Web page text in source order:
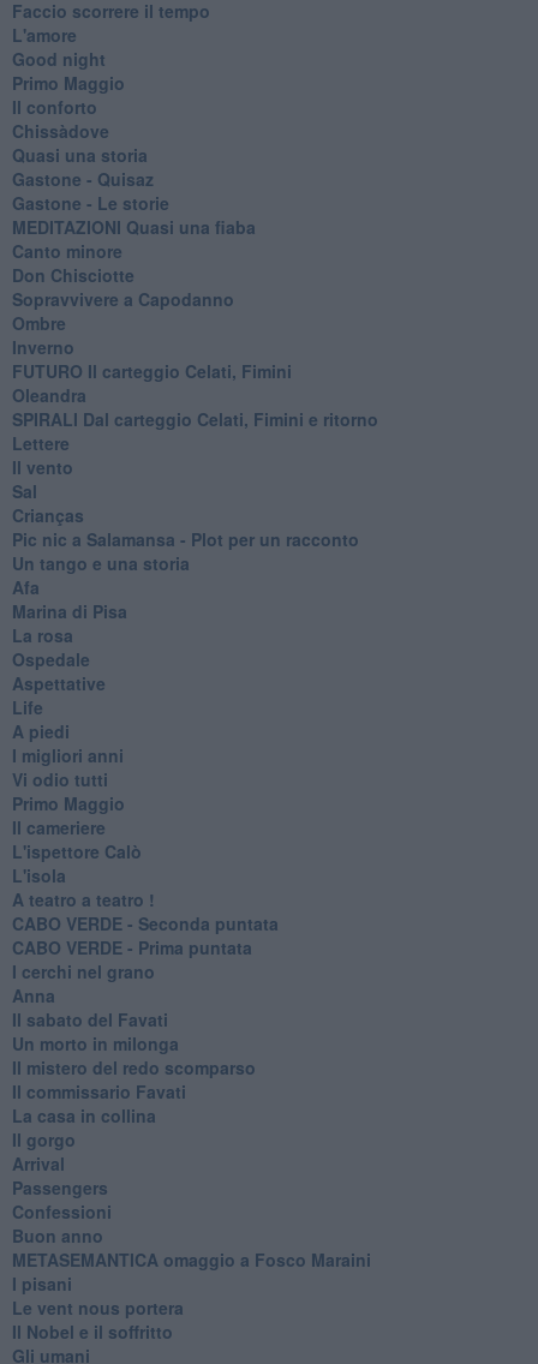
Faccio scorrere il tempo
L'amore
Good night
Primo Maggio
Il conforto
Chissàdove
Quasi una storia
Gastone - Quisaz
Gastone - Le storie
MEDITAZIONI Quasi una fiaba
Canto minore
Don Chisciotte
Sopravvivere a Capodanno
Ombre
Inverno
FUTURO Il carteggio Celati, Fimini
Oleandra
SPIRALI Dal carteggio Celati, Fimini e ritorno
Lettere
Il vento
Sal
Crianças
Pic nic a Salamansa - Plot per un racconto
Un tango e una storia
Afa
Marina di Pisa
La rosa
Ospedale
Aspettative
Life
A piedi
I migliori anni
Vi odio tutti
Primo Maggio
Il cameriere
L'ispettore Calò
L'isola
A teatro a teatro !
CABO VERDE - Seconda puntata
CABO VERDE - Prima puntata
I cerchi nel grano
Anna
Il sabato del Favati
Un morto in milonga
Il mistero del redo scomparso
Il commissario Favati
La casa in collina
Il gorgo
Arrival
Passengers
Confessioni
Buon anno
METASEMANTICA omaggio a Fosco Maraini
I pisani
Le vent nous portera
Il Nobel e il soffritto
Gli umani